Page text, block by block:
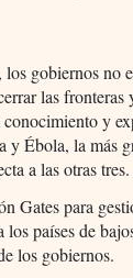
gobiernos no
las fronteras
y
y Ébola, la más
a las otras tres.
Gates para
los países de
los gobiernos.